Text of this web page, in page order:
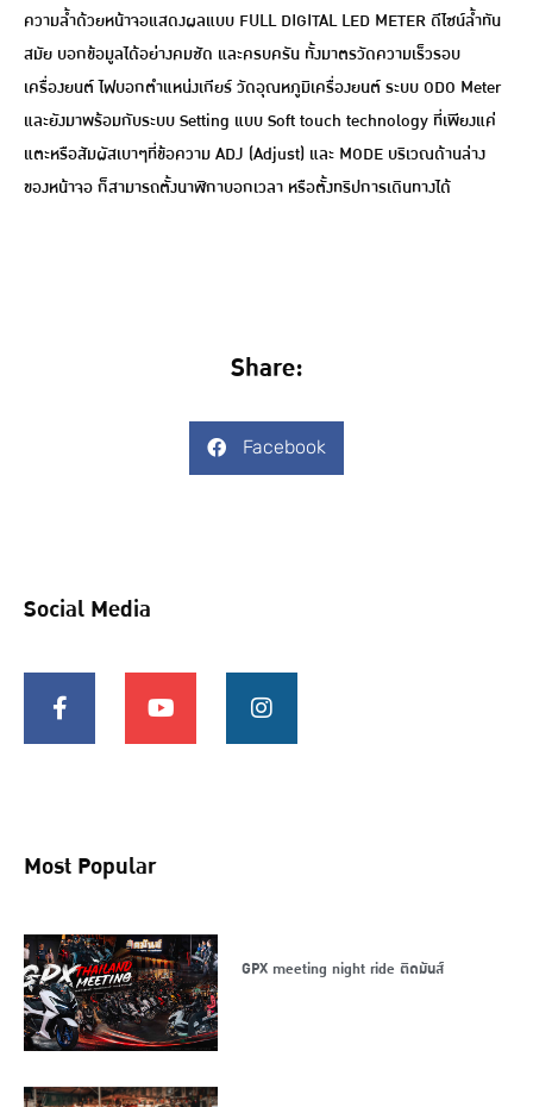
ความล้ำด้วยหน้าจอแสดงผลแบบ FULL DIGITAL LED METER ดีไซน์ล้ำทัน
สมัย บอกข้อมูลได้อย่างคมชัด และครบครัน ทั้งมาตรวัดความเร็วรอบ
เครื่องยนต์ ไฟบอกตำแหน่งเกียร์ วัดอุณหภูมิเครื่องยนต์ ระบบ ODO Meter
และยังมาพร้อมกับระบบ Setting แบบ Soft touch technology ที่เพียงแค่
แตะหรือสัมผัสเบาๆที่ข้อความ ADJ (Adjust) และ MODE บริเวณด้านล่าง
ของหน้าจอ ก็สามารถตั้งนาฬิกาบอกเวลา หรือตั้งทริปการเดินทางได้
Share:
Facebook
Social Media
Most Popular
GPX meeting night ride ติดมันส์